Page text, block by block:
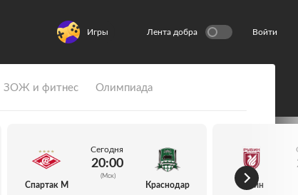
Игры Лента добра Войти
ЗОЖ и фитнес Олимпиада
Спартак М
Сегодня
20:00
(Мск)
Краснодар Рубин